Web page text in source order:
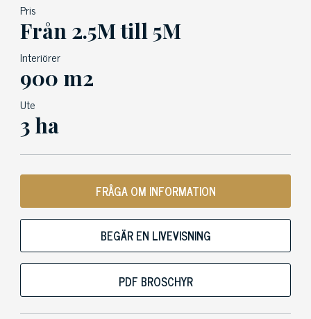
Pris
Från 2.5M till 5M
Interiörer
900 m2
Ute
3 ha
FRÅGA OM INFORMATION
BEGÄR EN LIVEVISNING
PDF BROSCHYR